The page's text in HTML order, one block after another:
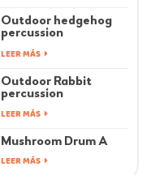
Outdoor hedgehog
percussion
instrument
LEER MÁS
Outdoor Rabbit
percussion
instrument
LEER MÁS
Mushroom Drum A
LEER MÁS